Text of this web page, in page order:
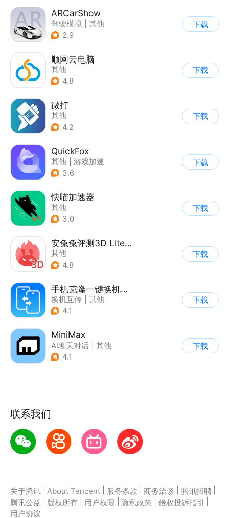
ARCarShow
驾驶模拟
其他
2.9
下载
顺网云电脑
其他
4.8
下载
微打
其他
4.2
下载
QuickFox
其他
游戏加速
3.6
下载
快喵加速器
其他
3.0
下载
安兔兔评测3D Lite版
其他
4.8
下载
手机克隆一键换机助手
换机互传
其他
4.1
下载
MiniMax
AI聊天对话
其他
4.1
下载
联系我们
关于腾讯 About Tencent 服务条款 商务洽谈 腾讯招聘
腾讯公益
版权所有 用户权限 隐私政策 侵权投诉指引
用户协议